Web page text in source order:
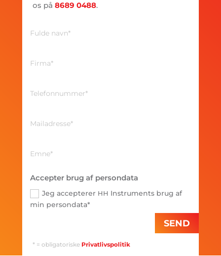
os på 8689 0488.
Accepter brug af persondata
Jeg accepterer HH Instruments brug af
min persondata*
SEND
* = obligatoriske Privatlivspolitik